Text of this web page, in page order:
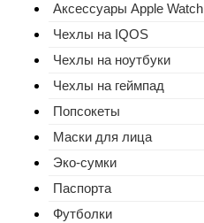
Аксессуары Apple Watch
Чехлы на IQOS
Чехлы на ноутбуки
Чехлы на геймпад
Попсокеты
Маски для лица
Эко-сумки
Паспорта
Футболки